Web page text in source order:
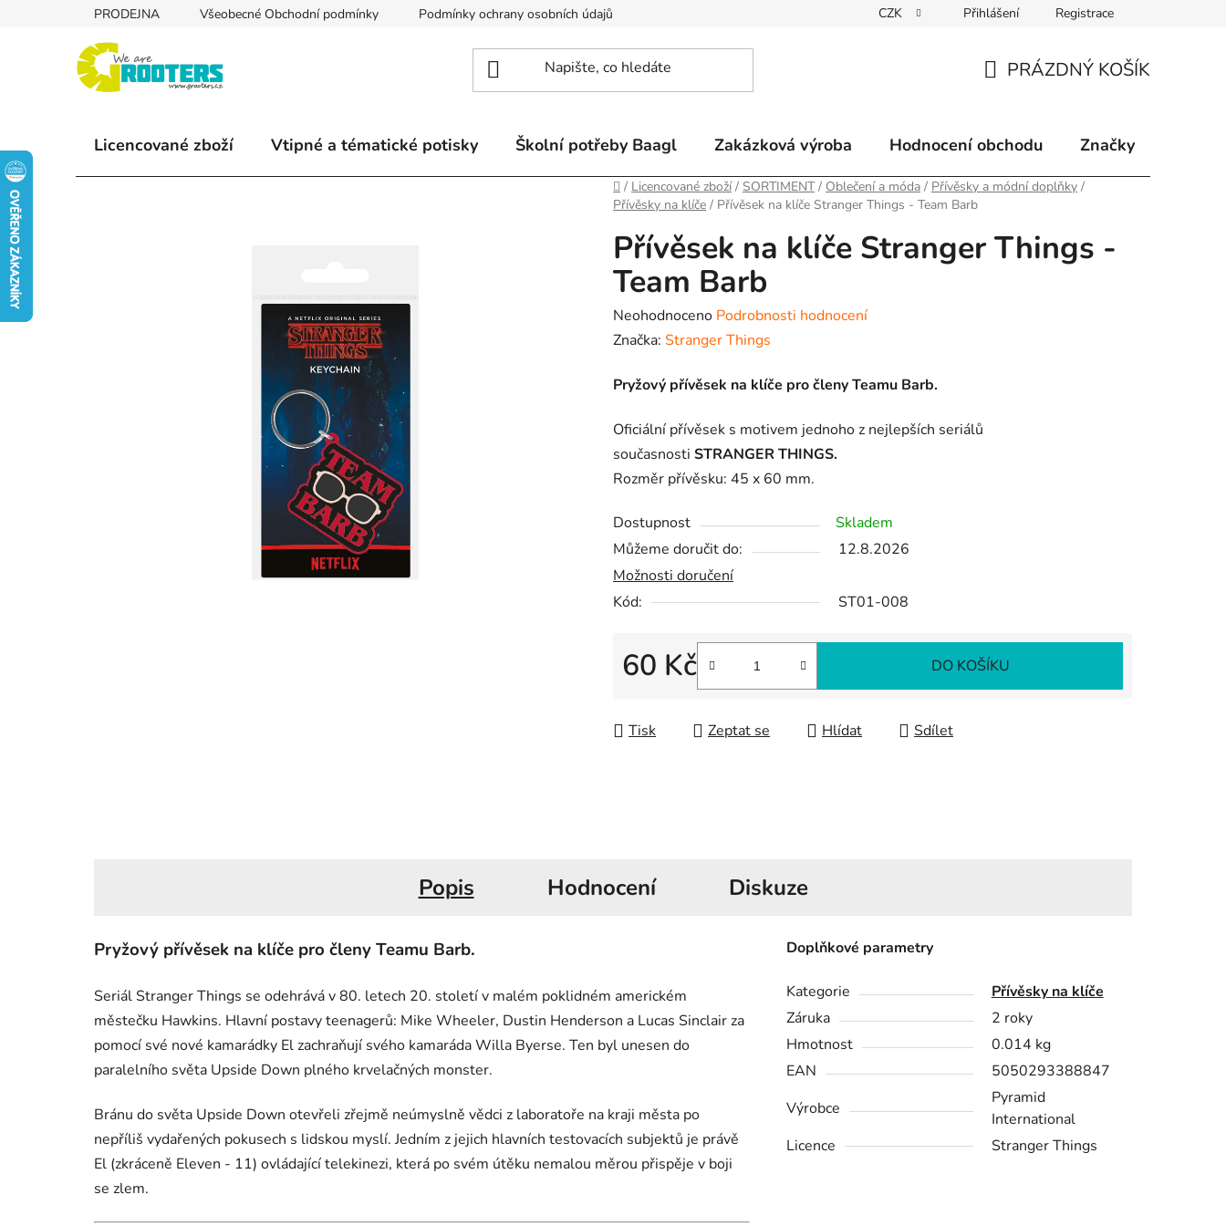
PRODEJNA Všeobecné Obchodní podmínky Podmínky ochrany osobních údajů Způsoby doručení Kontakty
CZK Přihlášení Registrace
KOŠÍK
PRÁZDNÝ KOŠÍK
Licencované zboží Vtipné a tématické potisky Školní potřeby Baagl Zakázková výroba Hodnocení obchodu Značky
Domů
/ Licencované zboží / SORTIMENT / Oblečení a móda / Přívěsky a módní doplňky /
Přívěsky na klíče / Přívěsek na klíče Stranger Things - Team Barb
Přívěsek na klíče Stranger Things -
Team Barb
Průměrné
hodnocení
je
z
5
hvězdiček.
Neohodnoceno Podrobnosti hodnocení
Značka: Stranger Things
Pryžový přívěsek na klíče pro členy Teamu Barb.
Oficiální přívěsek s motivem jednoho z nejlepších seriálů
současnosti STRANGER THINGS.
Rozměr přívěsku: 45 x 60 mm.
Dostupnost
Skladem
Můžeme doručit do:
12.8.2026
Možnosti doručení
Kód:
ST01-008
60 Kč
Měrná cena:
DO KOŠÍKU
Tisk Zeptat se Hlídat Sdílet
Popis Hodnocení Diskuze
Pryžový přívěsek na klíče pro členy Teamu Barb.
Seriál Stranger Things se odehrává v 80. letech 20. století v malém poklidném americkém
městečku Hawkins. Hlavní postavy teenagerů: Mike Wheeler, Dustin Henderson a Lucas Sinclair za
pomocí své nové kamarádky El zachraňují svého kamaráda Willa Byerse. Ten byl unesen do
paralelního světa Upside Down plného krvelačných monster.
Bránu do světa Upside Down otevřeli zřejmě neúmyslně vědci z laboratoře na kraji města po
nepříliš vydařených pokusech s lidskou myslí. Jedním z jejich hlavních testovacích subjektů je právě
El (zkráceně Eleven - 11) ovládající telekinezi, která po svém útěku nemalou měrou přispěje v boji
se zlem.
Doplňkové parametry
Kategorie
Přívěsky na klíče
Záruka
2 roky
Hmotnost
0.014 kg
EAN
5050293388847
Výrobce
Pyramid
International
Licence
Stranger Things